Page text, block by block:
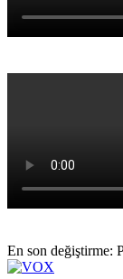
En son değiştirme: